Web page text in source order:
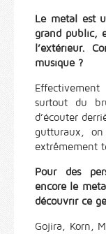
Le metal est
grand public,
l’extérieur.
musique ?
surtout du
d’écouter
gutturaux, on
extrêmement
Pour des
encore le
découvrir ce
Gojira, Korn,